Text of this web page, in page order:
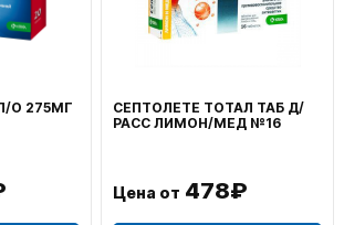
О 275МГ
СЕПТОЛЕТЕ ТОТАЛ ТАБ Д/
РАСС ЛИМОН/МЕД №16
Цена от 478₽